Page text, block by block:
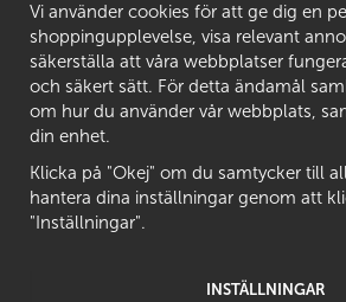
Vi använder cookies för att ge dig en
shoppingupplevelse, visa relevant
säkerställa att våra webbplatser
och säkert sätt. För detta ändamål
om hur du använder vår webbplats,
din enhet.
Klicka på "Okej" om du samtycker till
hantera dina inställningar genom att
"Inställningar".
INSTÄLLNINGAR